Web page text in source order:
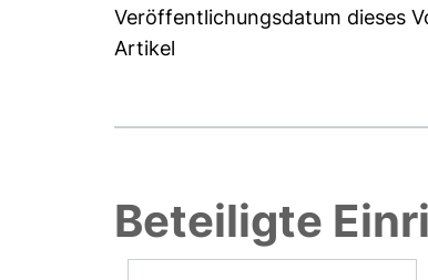
Veröffentlichungsdatum dieses
Artikel
Beteiligte